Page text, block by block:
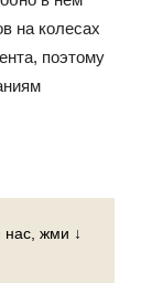
на колесах
поэтому
нас, жми ↓